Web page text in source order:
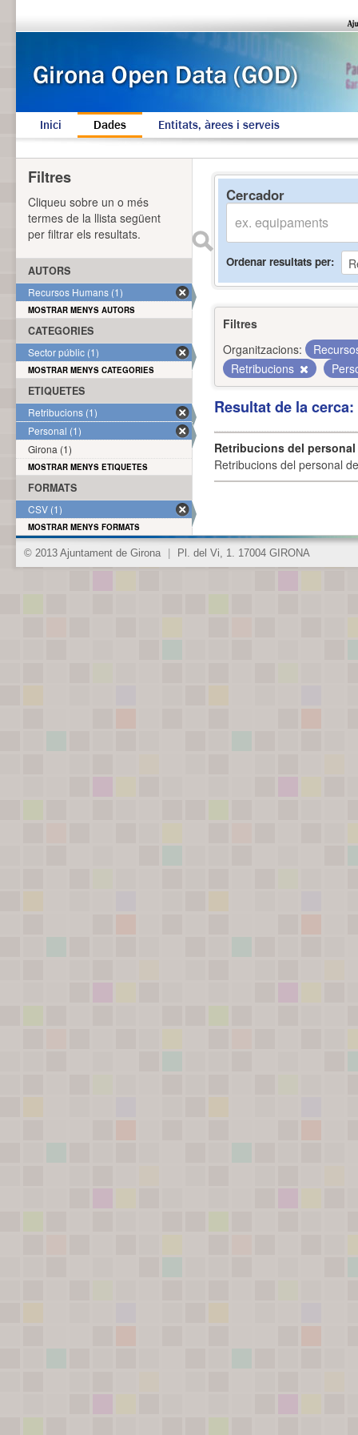
Inici Dades Entitats, àrees i serveis
Cercador
Ordenar resultats per
Filtres
Organitzacions:
Retribucions
Resultat de la
Retribucions del
Retribucions del personal
Filtres
Cliqueu sobre un o més
termes de la llista següent
per filtrar els resultats.
AUTORS
Recursos Humans (1)
MOSTRAR MENYS AUTORS
CATEGORIES
Sector públic (1)
MOSTRAR MENYS CATEGORIES
ETIQUETES
Retribucions (1)
Personal (1)
Girona (1)
MOSTRAR MENYS ETIQUETES
FORMATS
CSV (1)
MOSTRAR MENYS FORMATS
© 2013 Ajuntament de Girona Pl. del Vi, 1. 17004 GIRONA